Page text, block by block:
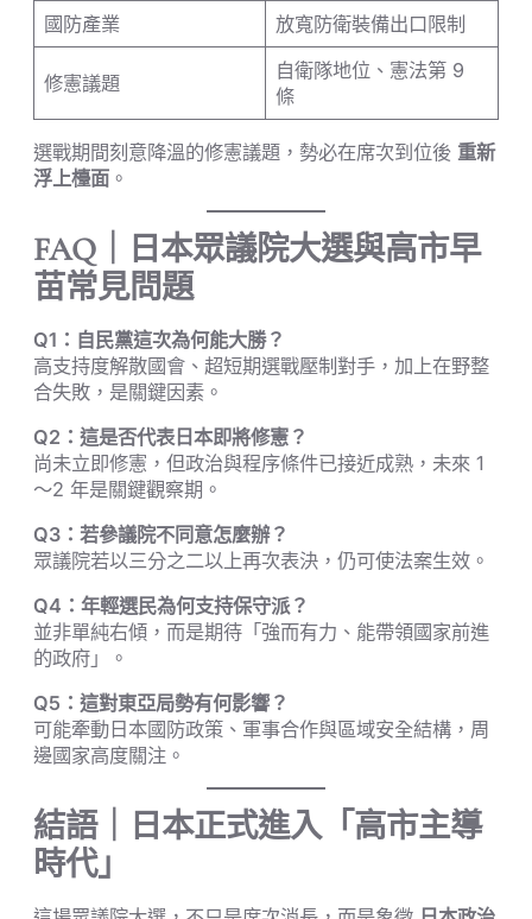
國防產業
放寬防衛裝備出口限制
修憲議題
自衛隊地位、憲法第 9
條
選戰期間刻意降溫的修憲議題，勢必在席次到位後 重新
浮上檯面 。
FAQ｜日本眾議院大選與高市早
苗常見問題
Q1：自民黨這次為何能大勝？
高支持度解散國會、超短期選戰壓制對手，加上在野整
合失敗，是關鍵因素。
Q2：這是否代表日本即將修憲？
尚未立即修憲，但政治與程序條件已接近成熟，未來 1
～2 年是關鍵觀察期。
Q3：若參議院不同意怎麼辦？
眾議院若以三分之二以上再次表決，仍可使法案生效。
Q4：年輕選民為何支持保守派？
並非單純右傾，而是期待「強而有力、能帶領國家前進
的政府」。
Q5：這對東亞局勢有何影響？
可能牽動日本國防政策、軍事合作與區域安全結構，周
邊國家高度關注。
結語｜日本正式進入「高市主導
時代」